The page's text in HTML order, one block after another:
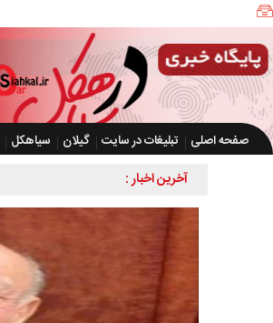
صفحه اصلی تبلیغات در سایت گیلان سیاهکل
آخرین اخبار :